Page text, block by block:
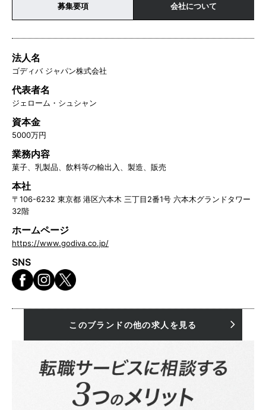
募集要項 会社について
法人名
ゴディバ ジャパン株式会社
代表者名
ジェローム・シュシャン
資本金
5000万円
業務内容
菓子、乳製品、飲料等の輸出入、製造、販売
本社
〒106-6232 東京都 港区六本木 三丁目2番1号 六本木グランドタワー
32階
ホームページ
https://www.godiva.co.jp/
SNS
このブランドの他の求人を見る